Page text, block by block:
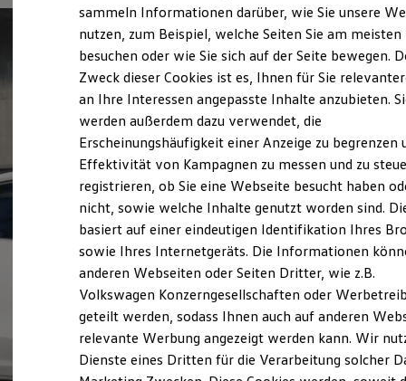
Reichweite
Reichweite der ID. Modelle
Reichweite im Winter
Laden
Laden unterwegs
Laden Zuhause
Ladezeitensimulator
Batterie
Sicherheit
Garantie und Lebensdauer
Nachhaltigkeit
Technologie
Kosten und Kauf
Verbrauchskosten
Kaufoptionen
E-Auto-Förderung
Software und Konnektivität
Die ID. Software 6
ID. Software Versionen und Updates
Digitale Extras
Schnittstellen zu Ihrem ID.
sammeln Informationen darüber, wie Sie unsere
nutzen, zum Beispiel, welche Seiten Sie am meisten
besuchen oder wie Sie sich auf der Seite bewegen.
Zweck dieser Cookies ist es, Ihnen für Sie
an Ihre Interessen angepasste Inhalte anzubieten.
werden außerdem dazu verwendet, die
Erscheinungshäufigkeit einer Anzeige zu begrenzen
Effektivität von Kampagnen zu messen und zu
registrieren, ob Sie eine Webseite besucht haben
nicht, sowie welche Inhalte genutzt worden sind.
basiert auf einer eindeutigen Identifikation Ihres
sowie Ihres Internetgeräts. Die Informationen
anderen Webseiten oder Seiten Dritter, wie z.B.
Volkswagen Konzerngesellschaften oder
geteilt werden, sodass Ihnen auch auf anderen
relevante Werbung angezeigt werden kann. Wir
Dienste eines Dritten für die Verarbeitung solcher